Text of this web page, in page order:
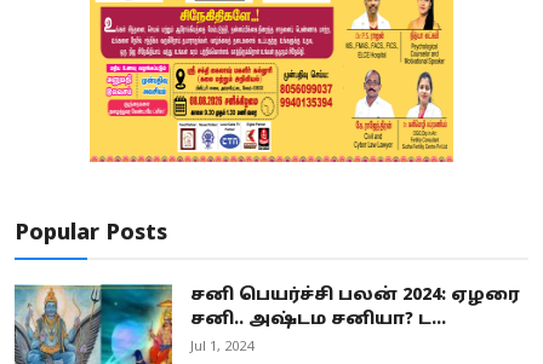
Popular Posts
சனி பெயர்ச்சி பலன் 2024: ஏழரை
சனி.. அஷ்டம சனியா? ட...
Jul 1, 2024